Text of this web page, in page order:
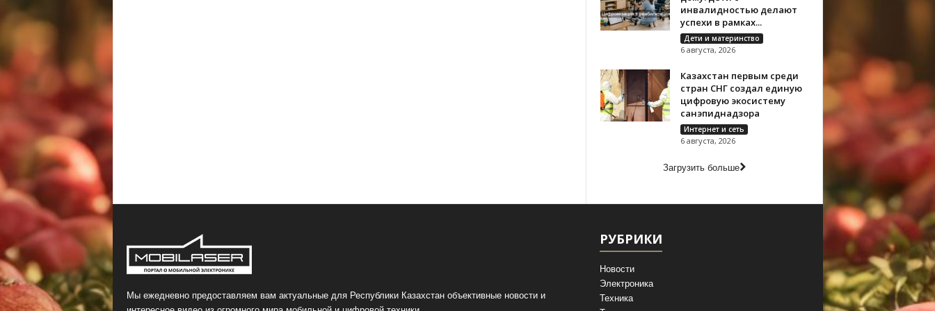
инвалидностью делают
успехи в рамках...
Дети и материнство
6 августа, 2026
Казахстан первым среди
стран СНГ создал единую
цифровую экосистему
санэпиднадзора
Интернет и сеть
6 августа, 2026
Загрузить больше
Мы ежедневно предоставляем вам актуальные для Республики Казахстан объективные новости и
РУБРИКИ
Новости
Электроника
Техника